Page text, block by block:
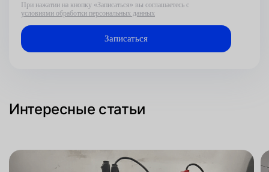
При нажатии на кнопку «Записаться» вы соглашаетесь с
условиями обработки персональных данных
Интересные статьи